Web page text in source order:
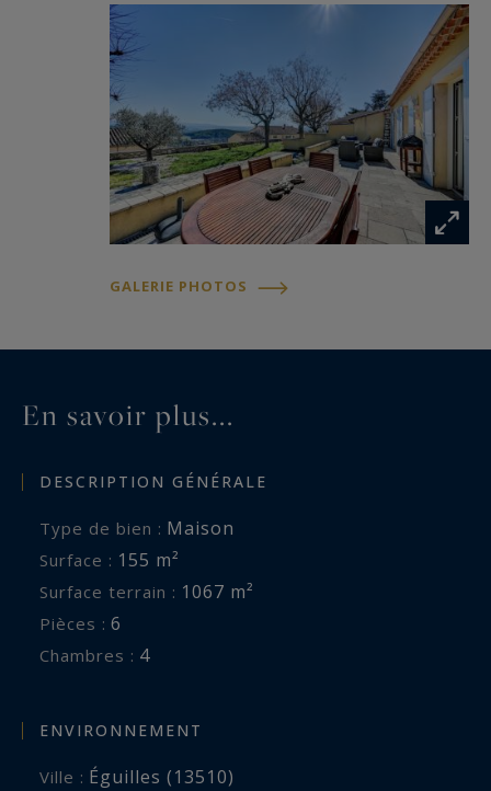
GALERIE PHOTOS
En savoir plus...
DESCRIPTION GÉNÉRALE
Type de bien : Maison
Surface : 155 m²
Surface terrain : 1067 m²
Pièces : 6
Chambres : 4
ENVIRONNEMENT
Ville : Éguilles (13510)